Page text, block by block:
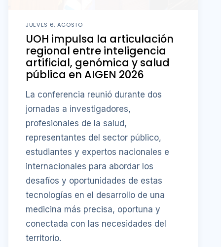
JUEVES 6, AGOSTO
UOH impulsa la articulación
regional entre inteligencia
artificial, genómica y salud
pública en AIGEN 2026
La conferencia reunió durante dos
jornadas a investigadores,
profesionales de la salud,
representantes del sector público,
estudiantes y expertos nacionales e
internacionales para abordar los
desafíos y oportunidades de estas
tecnologías en el desarrollo de una
medicina más precisa, oportuna y
conectada con las necesidades del
territorio.